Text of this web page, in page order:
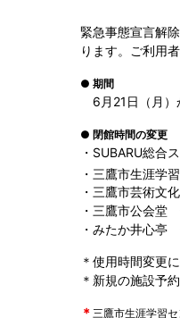
緊急事態宣言解
ります。ご利用
● 期間
6月21日（月）
● 閉館時間の変更
・SUBARU総
・三鷹市生涯学
・三鷹市芸術
・三鷹市公会
・みたか井心
＊使用時間変更
＊新規の施設予
＊ 三鷹市生涯学習